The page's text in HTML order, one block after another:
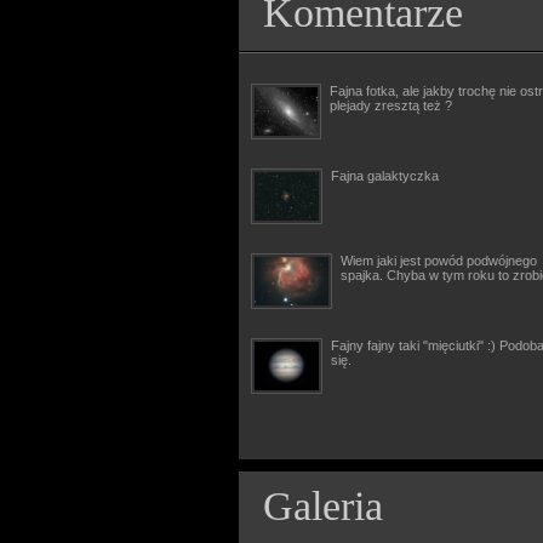
Komentarze
Fajna fotka, ale jakby trochę nie
plejady zresztą też ?
Fajna galaktyczka
Wiem jaki jest powód podwójnego
spajka. Chyba w tym roku to
Fajny fajny taki "mięciutki" :)
się.
Galeria